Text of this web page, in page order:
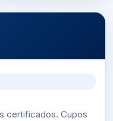
certificados. Cupos